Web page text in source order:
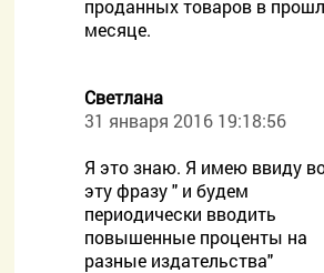
проданных товаров в
месяце.
Светлана
31 января 2016 19:18:56
Я это знаю. Я имею ввиду
эту фразу " и будем
периодически вводить
повышенные проценты на
разные издательства"